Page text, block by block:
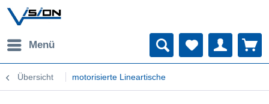
Menü
Übersicht motorisierte Lineartische